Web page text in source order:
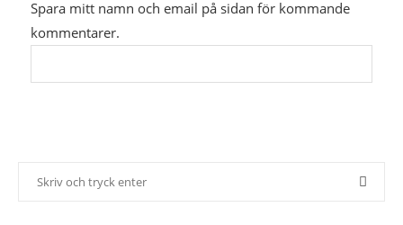
Spara mitt namn och email på sidan för kommande
kommentarer.